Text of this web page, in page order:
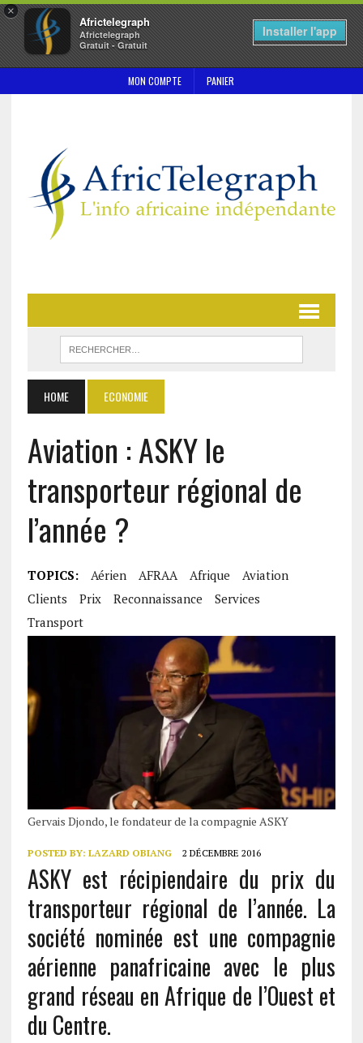
×
Africtelegraph
Africtelegraph
Gratuit - Gratuit
Installer l'app
MON COMPTE PANIER
HOME ECONOMIE
Aviation : ASKY le
transporteur régional de
l’année ?
TOPICS: Aérien AFRAA Afrique
Aviation
Clients
Prix Reconnaissance
Services
Transport
Gervais Djondo, le fondateur de la compagnie ASKY
POSTED BY: LAZARD OBIANG 2 DÉCEMBRE 2016
ASKY est récipiendaire du prix du
transporteur régional de l’année. La
société nominée est une compagnie
aérienne panafricaine avec le plus
grand réseau en Afrique de l’Ouest et
du Centre.